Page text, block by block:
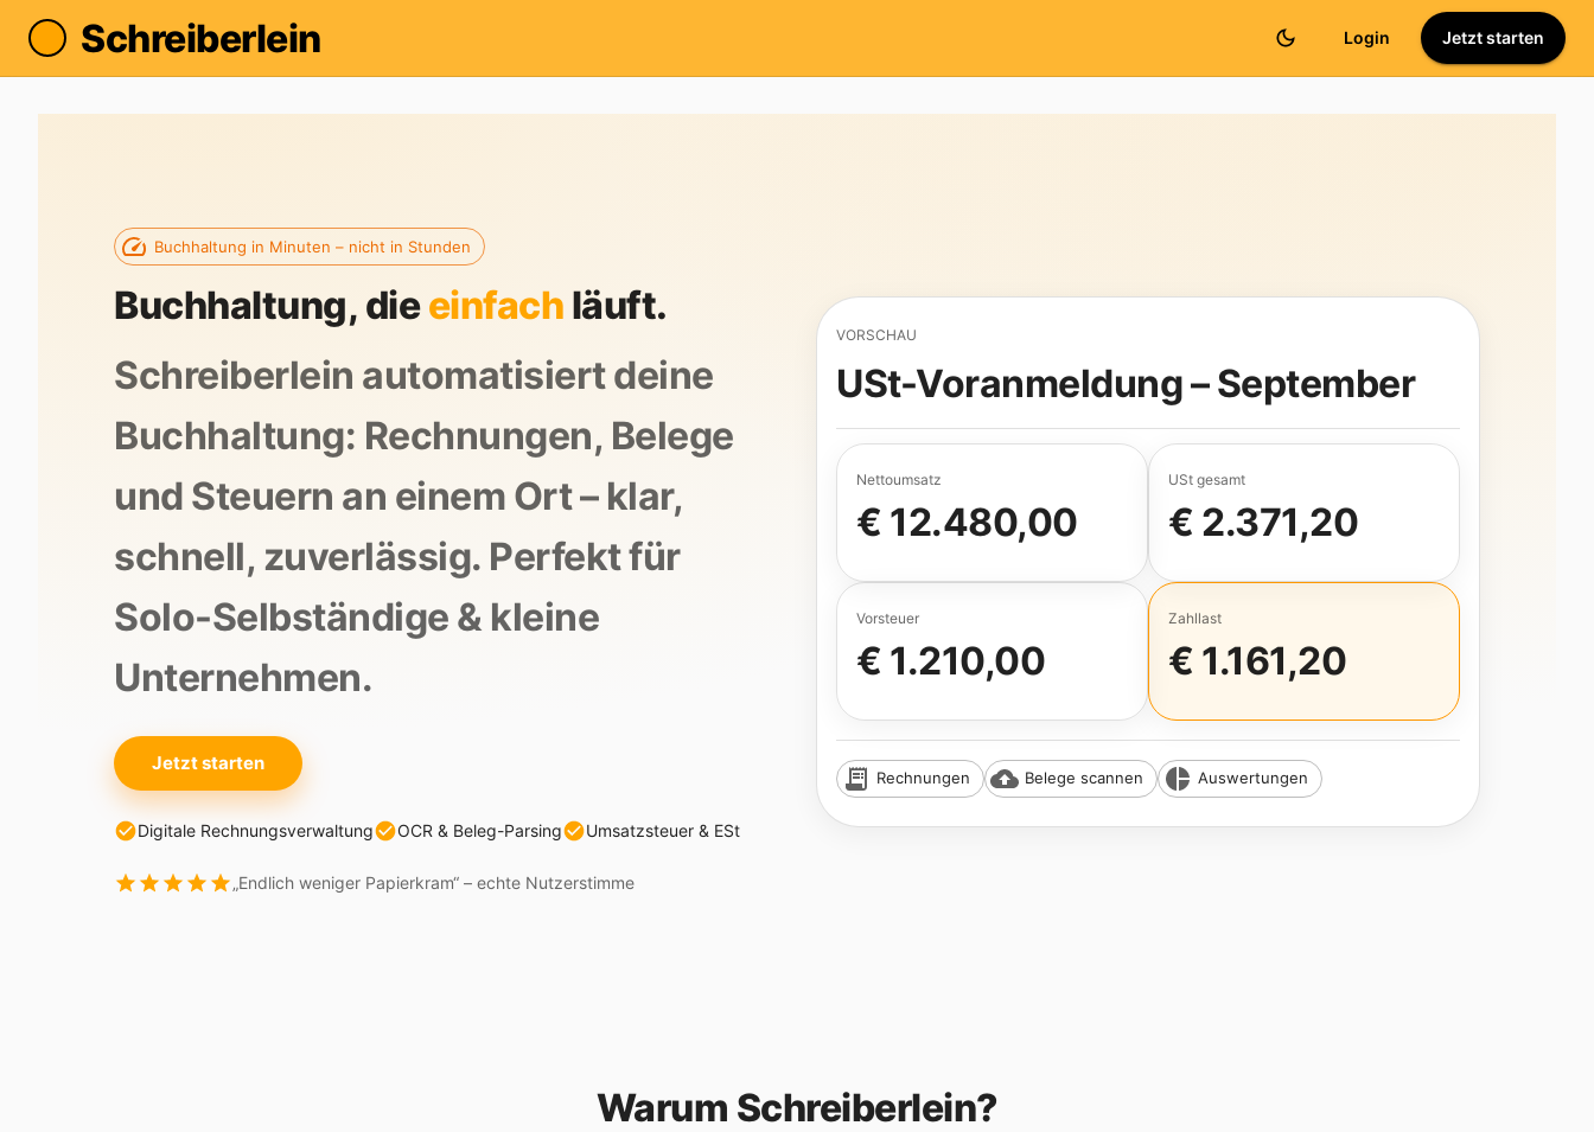
Schreiberlein Login Jetzt starten
Buchhaltung in Minuten – nicht in Stunden
Buchhaltung, dieeinfach läuft.
Schreiberlein automatisiert deine
Buchhaltung: Rechnungen, Belege
und Steuern an einem Ort – klar,
schnell, zuverlässig. Perfekt für
Solo-Selbständige & kleine
Unternehmen.
Jetzt starten
Digitale Rechnungsverwaltung OCR & Beleg-Parsing Umsatzsteuer & ESt
„Endlich weniger Papierkram“ – echte Nutzerstimme
VORSCHAU
USt-Voranmeldung – September
Nettoumsatz
€ 12.480,00
USt gesamt
€ 2.371,20
Vorsteuer
€ 1.210,00
Zahllast
€ 1.161,20
Rechnungen Belege scannen Auswertungen
Warum Schreiberlein?